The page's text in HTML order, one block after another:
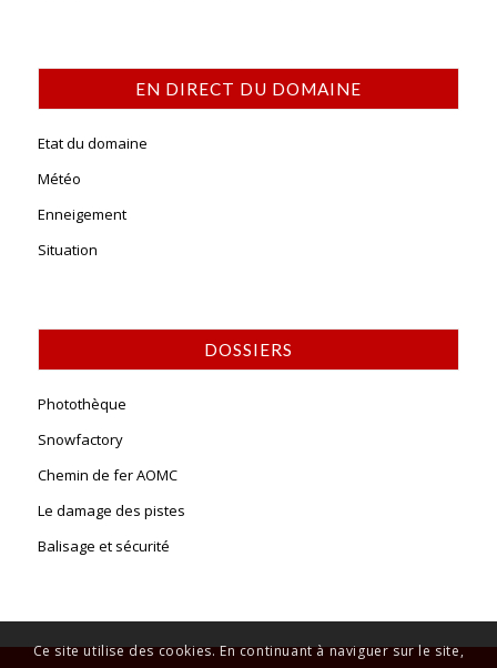
EN DIRECT DU DOMAINE
Etat du domaine
Météo
Enneigement
Situation
DOSSIERS
Photothèque
Snowfactory
Chemin de fer AOMC
Le damage des pistes
Balisage et sécurité
Ce site utilise des cookies. En continuant à naviguer sur le site,